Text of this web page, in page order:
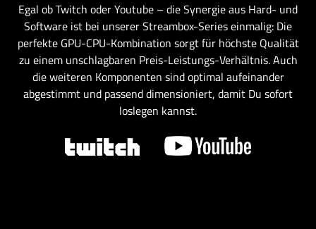
Egal ob Twitch oder Youtube – die Synergie aus Hard- und
Software ist bei unserer Streambox-Series einmalig: Die
perfekte GPU-CPU-Kombination sorgt für höchste Qualität
zu einem unschlagbaren Preis-Leistungs-Verhältnis. Auch
die weiteren Komponenten sind optimal aufeinander
abgestimmt und passend dimensioniert, damit Du sofort
loslegen kannst.